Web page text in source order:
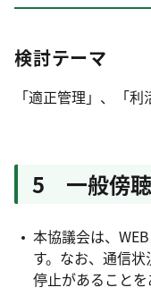
検討テーマ
「適正管理」、「
5 一般傍聴
本協議会は、
す。なお、通信
停止があることを